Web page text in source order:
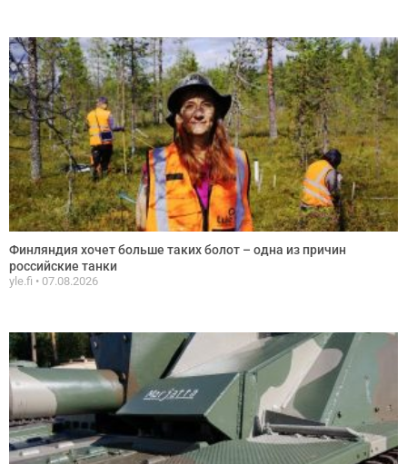
Финляндия хочет больше таких болот – одна из причин
российские танки
yle.fi 07.08.2026